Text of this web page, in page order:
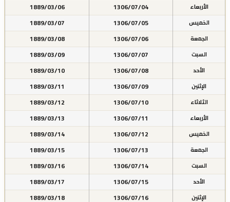
الأربعاء 1306/07/04
1889/03/06
الخميس 1306/07/05
1889/03/07
الجمعة 1306/07/06
1889/03/08
السبت 1306/07/07
1889/03/09
الأحد 1306/07/08
1889/03/10
الإثنين 1306/07/09
1889/03/11
الثلاثاء 1306/07/10
1889/03/12
الأربعاء 1306/07/11
1889/03/13
الخميس 1306/07/12
1889/03/14
الجمعة 1306/07/13
1889/03/15
السبت 1306/07/14
1889/03/16
الأحد 1306/07/15
1889/03/17
الإثنين 1306/07/16
1889/03/18